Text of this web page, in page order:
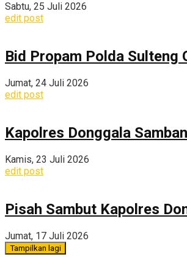
Sabtu, 25 Juli 2026
edit post
Bid Propam Polda Sulteng
Jumat, 24 Juli 2026
edit post
Kapolres Donggala
Kamis, 23 Juli 2026
edit post
Pisah Sambut Kapolres
Jumat, 17 Juli 2026
Tampilkan lagi